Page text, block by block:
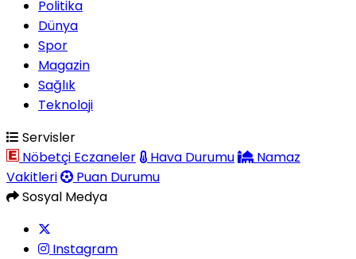
Politika
Dünya
Spor
Magazin
Sağlık
Teknoloji
Servisler
Nöbetçi Eczaneler
Hava Durumu
Namaz
Vakitleri
Puan Durumu
Sosyal Medya
Instagram